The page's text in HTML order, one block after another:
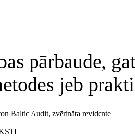
pārbaude,
jeb
Baltic Audit, zvērināta revidente